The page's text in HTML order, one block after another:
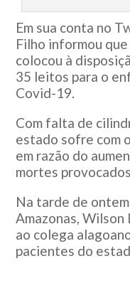
Em sua conta no
Filho informou
colocou à
35 leitos para o
Covid-19.
Com falta de
estado sofre com
em razão do
mortes
Na tarde de
Amazonas,
ao colega
pacientes do